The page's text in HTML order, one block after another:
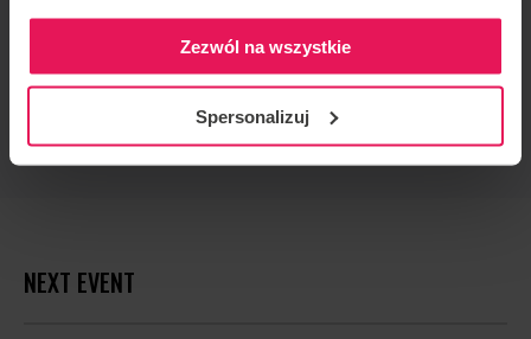
Zezwól na wszystkie
Spersonalizuj
CONTACT REGARDING THE EVENT
RECOMMEND THIS EVENT
NEXT EVENT